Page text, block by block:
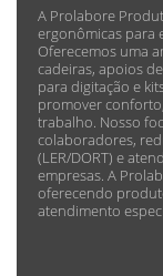
A Prolabore
ergonômicas para
Oferecemos uma
cadeiras, apoios
para digitação e
promover
trabalho. Nosso
colaboradores,
(LER/DORT) e
empresas. A
oferecendo
atendimento